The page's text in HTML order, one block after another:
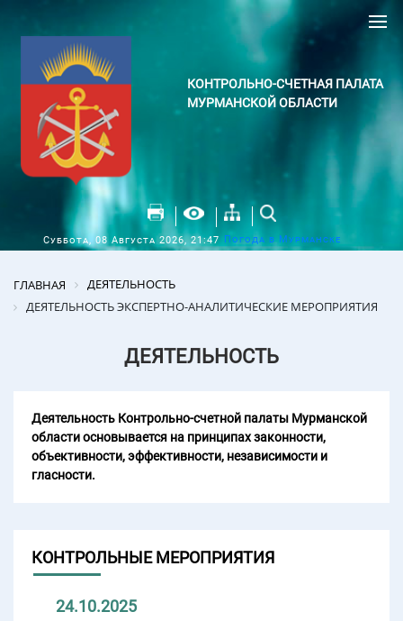
КОНТРОЛЬНО-СЧЕТНАЯ ПАЛАТА
МУРМАНСКОЙ ОБЛАСТИ
Суббота, 08 Августа 2026, 21:47 Погода в Мурманске
ГЛАВНАЯ
ДЕЯТЕЛЬНОСТЬ
ДЕЯТЕЛЬНОСТЬ ЭКСПЕРТНО-АНАЛИТИЧЕСКИЕ МЕРОПРИЯТИЯ
ДЕЯТЕЛЬНОСТЬ
Деятельность Контрольно-счетной палаты Мурманской
области основывается на принципах законности,
объективности, эффективности, независимости и
гласности.
КОНТРОЛЬНЫЕ МЕРОПРИЯТИЯ
24.10.2025